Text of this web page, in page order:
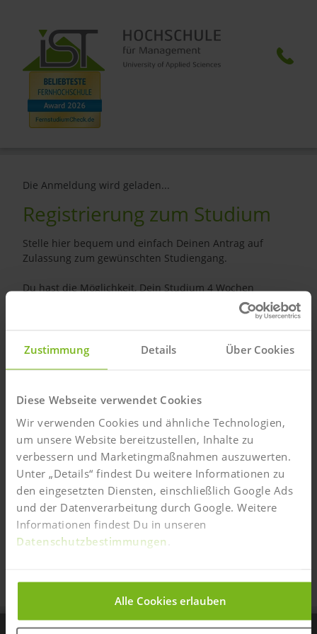
Zustimmung Details Über Cookies
Diese Webseite verwendet Cookies
Wir verwenden Cookies und ähnliche Technologien,
um unsere Website bereitzustellen, Inhalte zu
verbessern und Marketingmaßnahmen auszuwerten.
Unter „Details“ findest Du weitere Informationen zu
den eingesetzten Diensten, einschließlich Google Ads
und der Datenverarbeitung durch Google. Weitere
Informationen findest Du in unseren
Datenschutzbestimmungen
Alle Cookies erlauben
Die Anmeldung wird geladen...
Registrierung zum Studium
Stelle hier bequem und einfach Deinen Antrag auf
Zulassung zum gewünschten Studiengang.
Du hast die Möglichkeit, Dein Studium 4 Wochen
Vertragserklärung bis zu 28 Tage nach Aufnahme Deines
Studiums ohne Angabe von Gründen widerrufen
(Widerrufsbedingungen
).
Ja, ich bin/war bereits IST-Teilnehmer:in und möchte
anmelden.
Vertrag zwischenspeichern
Online-Anmeldung auf diesem Gerät
zwischenspeichern und zu einem anderen
Zeitpunkt fortführen. (Achtung: Angaben zur
Ermäßigung werden nicht gespeichert.)
Anmeldung speichern
klicke einfach auf den entsprechenden Button.